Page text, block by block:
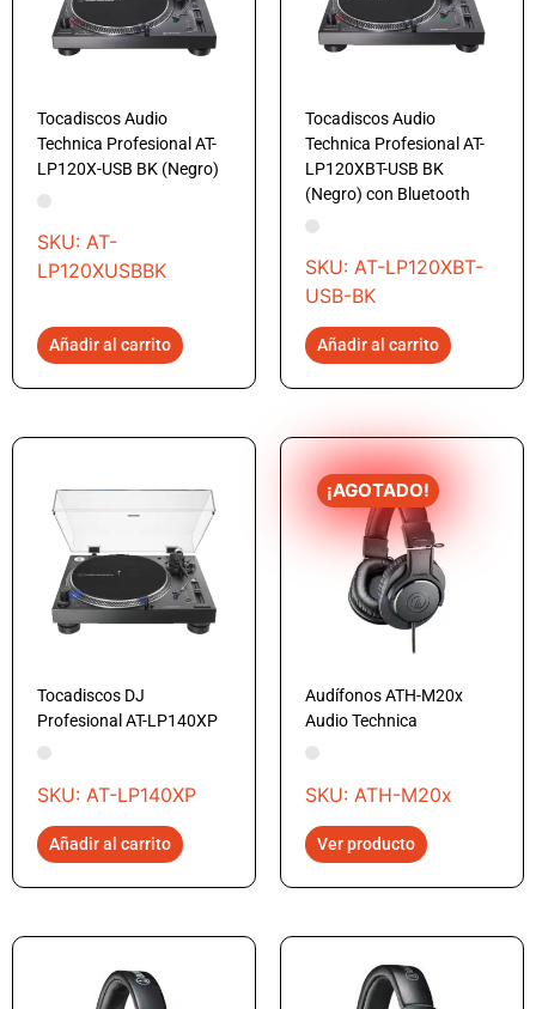
Tocadiscos Audio
Technica Profesional AT-
LP120X-USB BK (Negro)
SKU: AT-
LP120XUSBBK
Añadir al carrito
Tocadiscos Audio
Technica Profesional AT-
LP120XBT-USB BK
(Negro) con Bluetooth
SKU: AT-LP120XBT-
USB-BK
Añadir al carrito
Tocadiscos DJ
Profesional AT-LP140XP
SKU: AT-LP140XP
Añadir al carrito
¡AGOTADO!
Audífonos ATH-M20x
Audio Technica
SKU: ATH-M20x
Ver producto